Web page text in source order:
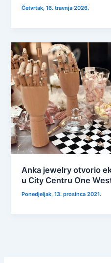
Četvrtak, 16. travnja 2026.
Anka jewelry otvorio
u City Centru One
Ponedjeljak, 13. prosinca 2021.